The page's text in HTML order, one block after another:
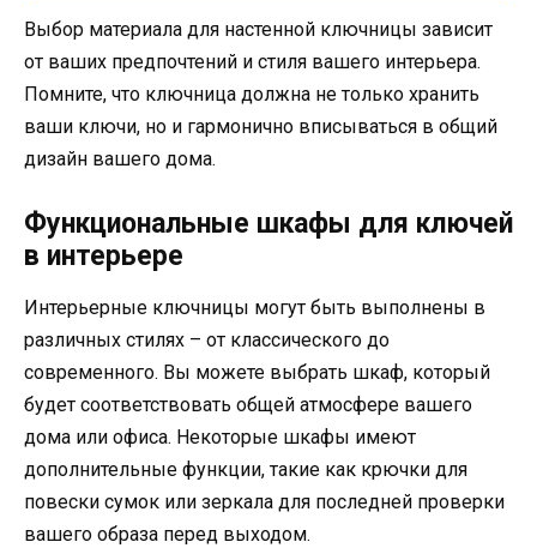
Выбор материала для настенной ключницы зависит
от ваших предпочтений и стиля вашего интерьера.
Помните, что ключница должна не только хранить
ваши ключи, но и гармонично вписываться в общий
дизайн вашего дома.
Функциональные шкафы для ключей
в интерьере
Интерьерные ключницы могут быть выполнены в
различных стилях – от классического до
современного. Вы можете выбрать шкаф, который
будет соответствовать общей атмосфере вашего
дома или офиса. Некоторые шкафы имеют
дополнительные функции, такие как крючки для
повески сумок или зеркала для последней проверки
вашего образа перед выходом.